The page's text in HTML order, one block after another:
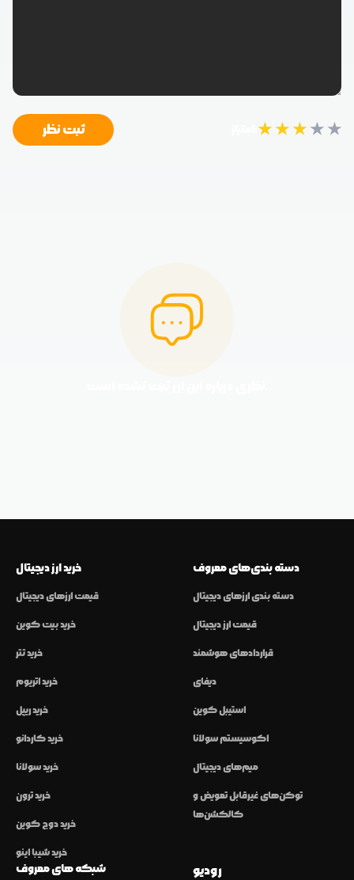
★★★★★ ثبت نظر
خرید ارز دیجیتال
قیمت ارزهای دیجیتال
خرید بیت کوین
خرید تتر
خرید اتریوم
خرید ریپل
خرید کاردانو
خرید سولانا
خرید ترون
خرید دوج کوین
خرید شیبا اینو
دسته بندی‌های معروف
دسته بندی ارزهای دیجیتال
قیمت ارز دیجیتال
قراردادهای هوشمند
دیفای
استیبل کوین
اکوسیستم سولانا
میم‌های دیجیتال
توکن‌های غیرقابل تعویض و
کالکشن‌ها
شبکه های معروف رودیو